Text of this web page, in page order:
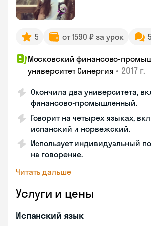
5 от 1590 ₽ за урок
Московский финансово-
университет Синергия • 2017 г.
Окончила два университета,
финансово-промышленный.
Говорит на четырех языках,
испанский и норвежский.
Использует индивидуальный
на говорение.
Читать дальше
Услуги и цены
Испанский язык